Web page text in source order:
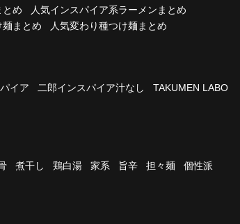
とめ
人気インスパイア系ラーメンまとめ
麺まとめ 人気変わり種つけ麺まとめ
イア 二郎インスパイア汁なし
TAKUMEN LABO
煮干し 鶏白湯 家系 旨辛 担々麺
個性派